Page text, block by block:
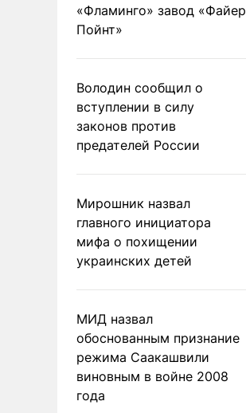
«Фламинго» завод «Файер
Пойнт»
Володин сообщил о
вступлении в силу
законов против
предателей России
Мирошник назвал
главного инициатора
мифа о похищении
украинских детей
МИД назвал
обоснованным признание
режима Саакашвили
виновным в войне 2008
года